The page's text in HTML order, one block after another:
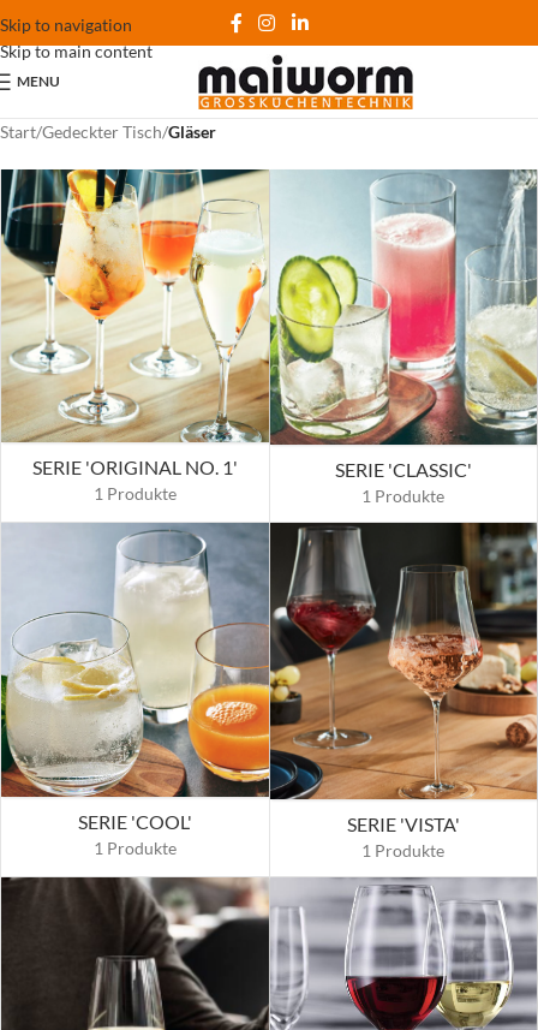
Skip to navigation
Skip to main content
MENU
Start/Gedeckter Tisch/Gläser
SERIE 'ORIGINAL NO. 1'
1 Produkte
SERIE 'CLASSIC'
1 Produkte
SERIE 'COOL'
1 Produkte
SERIE 'VISTA'
1 Produkte